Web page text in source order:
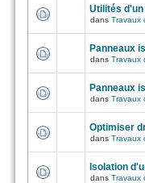
Utilités
dans Travaux
Panneaux
dans Travaux
Panneaux
dans Travaux
Optimiser
dans Travaux
Isolation
dans Travaux